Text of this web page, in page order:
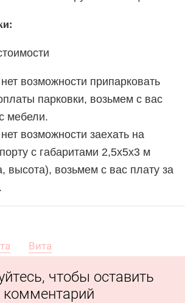
возможности припарковать
парковки, возьмем с вас
мебели.
возможности заехать на
с габаритами 2,5х5х3 м
высота), возьмем с вас плату за
Вита
чтобы оставить
комментарий